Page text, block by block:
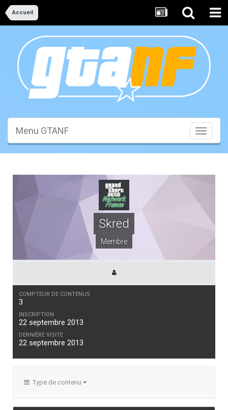
Accueil
Toggle
Menu GTANF
Skred
Membre
COMPTEUR DE CONTENUS
3
INSCRIPTION
22 septembre 2013
DERNIÈRE VISITE
22 septembre 2013
Type de contenu